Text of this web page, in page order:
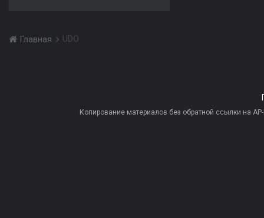
Главная UDO
Копирование материалов без обратной ссылки на